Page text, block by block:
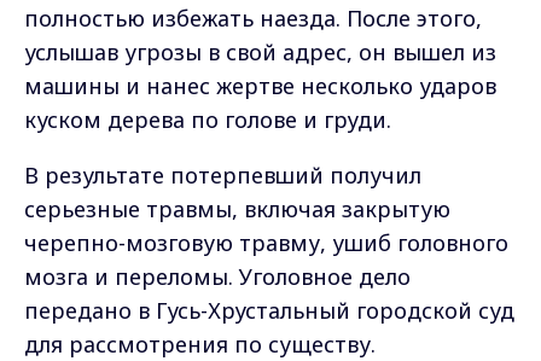
полностью избежать наезда. После этого,
услышав угрозы в свой адрес, он вышел из
машины и нанес жертве несколько ударов
куском дерева по голове и груди.
В результате потерпевший получил
серьезные травмы, включая закрытую
черепно-мозговую травму, ушиб головного
мозга и переломы. Уголовное дело
передано в Гусь-Хрустальный городской суд
для рассмотрения по существу.